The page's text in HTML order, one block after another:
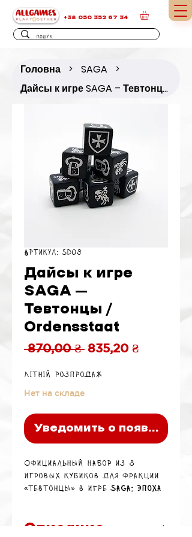
+38 050 352 67 34
Головна > SAGA >
Дайсы к игре SAGA – Тевтонцы / Ordensstaat
Артикул: SD09
Дайсы к игре
SAGA –
Тевтонцы /
Ordensstaat
870,00 ₴ Обычная
835,20 ₴Спеццена
Літній розпродаж
Нет на складе
Уведомить о появлении
Официальный набор из 8
игровых кубиков для фракции
«Тевтонцы» в игре SAGA: Эпоха
Описание